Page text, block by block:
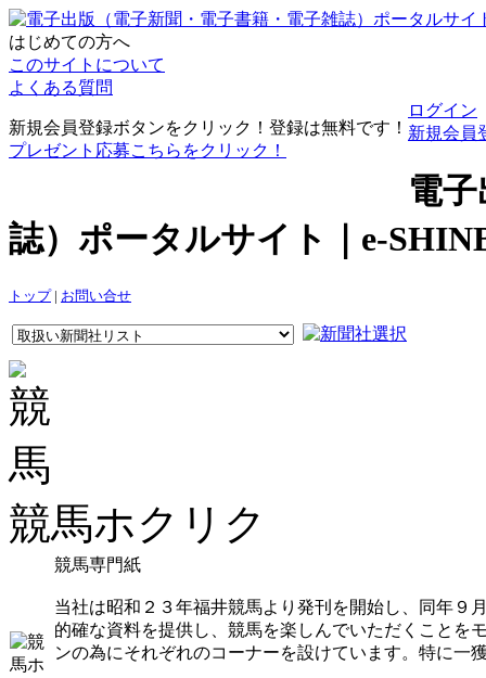
はじめての方へ
このサイトについて
よくある質問
新規会員登録ボタンをクリック！登録は無料です！
プレゼント応募こちらをクリック！
ログイン
新規会員
電
誌）ポータルサイト｜e-
トップ| お問い合せ
競馬ホクリク
競馬専門紙
当社は昭和２３年福井競馬より発刊を開始し、同年９
的確な資料を提供し、競馬を楽しんでいただくことを
ンの為にそれぞれのコーナーを設けています。特に一